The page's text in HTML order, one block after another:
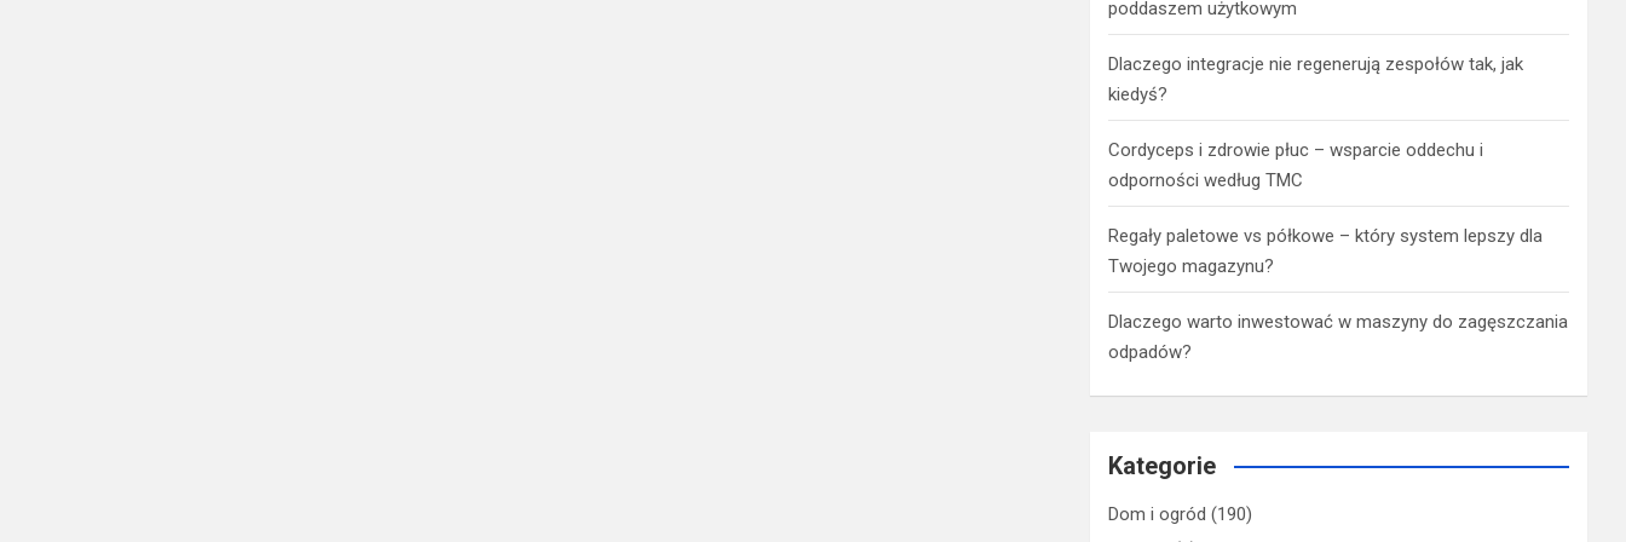
poddaszem użytkowym
Dlaczego integracje nie regenerują zespołów tak, jak
kiedyś?
Cordyceps i zdrowie płuc – wsparcie oddechu i
odporności według TMC
Regały paletowe vs półkowe – który system lepszy dla
Twojego magazynu?
Dlaczego warto inwestować w maszyny do zagęszczania
odpadów?
Kategorie
Dom i ogród (190)